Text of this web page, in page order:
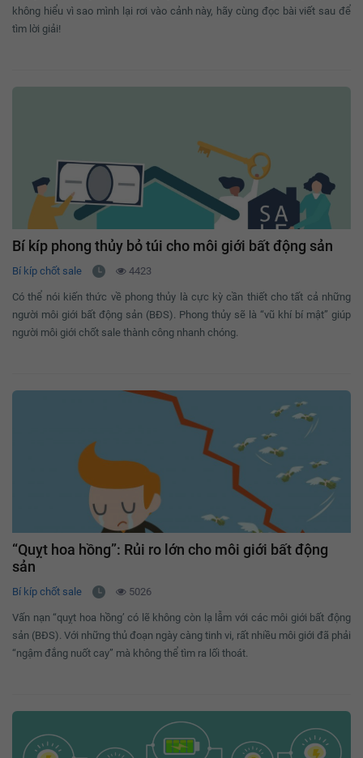
không hiểu vì sao mình lại rơi vào cảnh này, hãy cùng đọc bài viết sau để
tìm lời giải!
Bí kíp phong thủy bỏ túi cho môi giới bất động sản
Bí kíp chốt sale 4423
Có thể nói kiến thức về phong thủy là cực kỳ cần thiết cho tất cả những
người môi giới bất động sản (BĐS). Phong thủy sẽ là “vũ khí bí mật” giúp
người môi giới chốt sale thành công nhanh chóng.
“Quỵt hoa hồng”: Rủi ro lớn cho môi giới bất động
sản
Bí kíp chốt sale 5026
Vấn nạn “quỵt hoa hồng’ có lẽ không còn lạ lẫm với các môi giới bất động
sản (BĐS). Với những thủ đoạn ngày càng tinh vi, rất nhiều môi giới đã phải
“ngậm đắng nuốt cay” mà không thể tìm ra lối thoát.